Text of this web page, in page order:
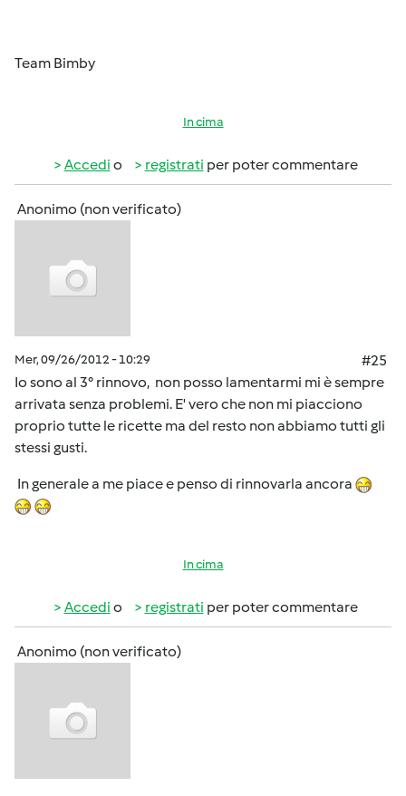
Team Bimby
In cima
Accedi o registrati per poter commentare
Anonimo (non verificato)
Mer, 09/26/2012 - 10:29
#25
Io sono al 3° rinnovo, non posso lamentarmi mi è sempre
arrivata senza problemi. E' vero che non mi piacciono
proprio tutte le ricette ma del resto non abbiamo tutti gli
stessi gusti.
In generale a me piace e penso di rinnovarla ancora
In cima
Accedi o registrati per poter commentare
Anonimo (non verificato)